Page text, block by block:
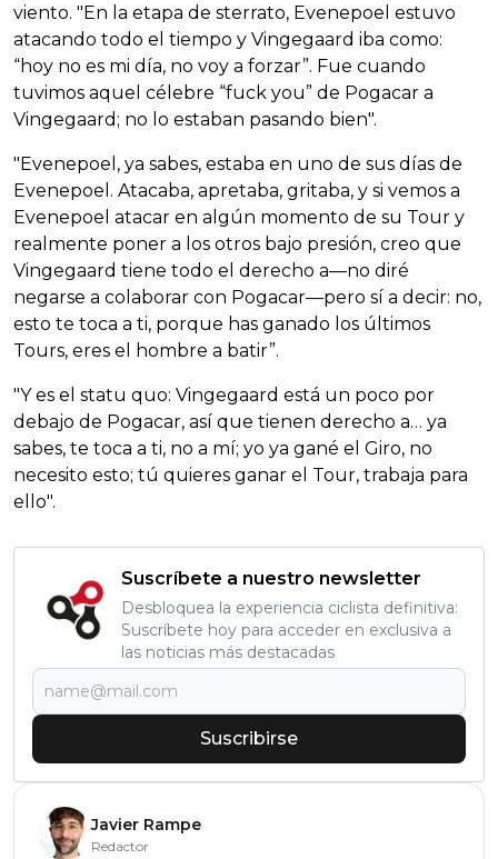
viento. "En la etapa de sterrato, Evenepoel estuvo
atacando todo el tiempo y Vingegaard iba como:
“hoy no es mi día, no voy a forzar”. Fue cuando
tuvimos aquel célebre “fuck you” de Pogacar a
Vingegaard; no lo estaban pasando bien".
"Evenepoel, ya sabes, estaba en uno de sus días de
Evenepoel. Atacaba, apretaba, gritaba, y si vemos a
Evenepoel atacar en algún momento de su Tour y
realmente poner a los otros bajo presión, creo que
Vingegaard tiene todo el derecho a—no diré
negarse a colaborar con Pogacar—pero sí a decir: no,
esto te toca a ti, porque has ganado los últimos
Tours, eres el hombre a batir”.
"Y es el statu quo: Vingegaard está un poco por
debajo de Pogacar, así que tienen derecho a… ya
sabes, te toca a ti, no a mí; yo ya gané el Giro, no
necesito esto; tú quieres ganar el Tour, trabaja para
ello".
Suscríbete a nuestro newsletter
Desbloquea la experiencia ciclista definitiva:
Suscríbete hoy para acceder en exclusiva a
las noticias más destacadas
Suscribirse
Javier Rampe
Redactor